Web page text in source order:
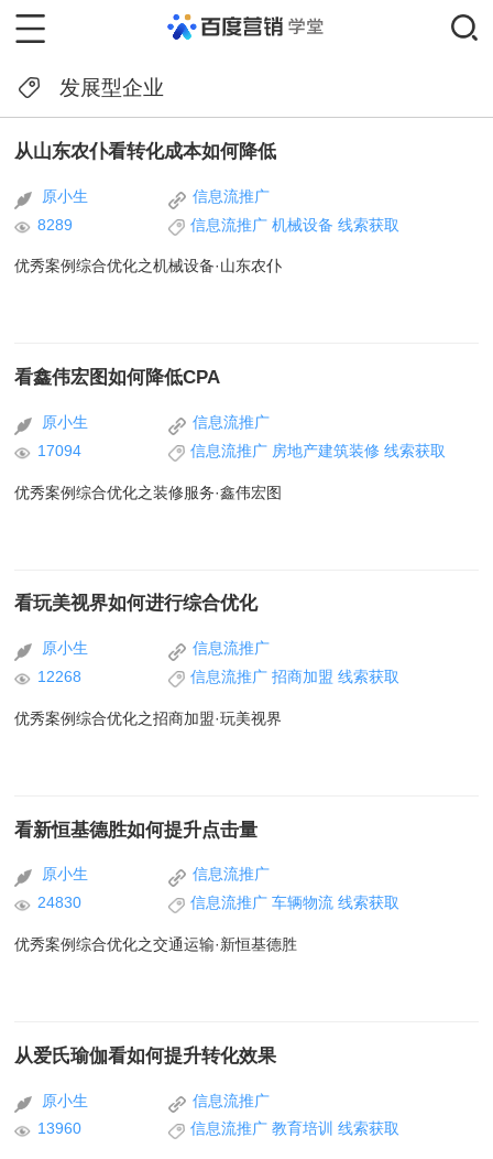
发展型企业
从山东农仆看转化成本如何降低
原小生
信息流推广
8289
信息流推广 机械设备 线索获取
优秀案例综合优化之机械设备·山东农仆
看鑫伟宏图如何降低CPA
原小生
信息流推广
17094
信息流推广 房地产建筑装修 线索获取
优秀案例综合优化之装修服务·鑫伟宏图
看玩美视界如何进行综合优化
原小生
信息流推广
12268
信息流推广 招商加盟 线索获取
优秀案例综合优化之招商加盟·玩美视界
看新恒基德胜如何提升点击量
原小生
信息流推广
24830
信息流推广 车辆物流 线索获取
优秀案例综合优化之交通运输·新恒基德胜
从爱氏瑜伽看如何提升转化效果
原小生
信息流推广
13960
信息流推广 教育培训 线索获取